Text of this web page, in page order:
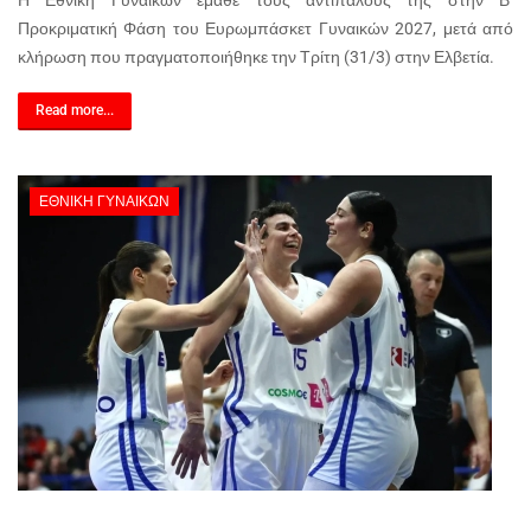
Προκριματική Φάση του Ευρωμπάσκετ Γυναικών 2027, μετά από
κλήρωση που πραγματοποιήθηκε την Τρίτη (31/3) στην Ελβετία.
Read more...
ΕΘΝΙΚΉ ΓΥΝΑΙΚΏΝ